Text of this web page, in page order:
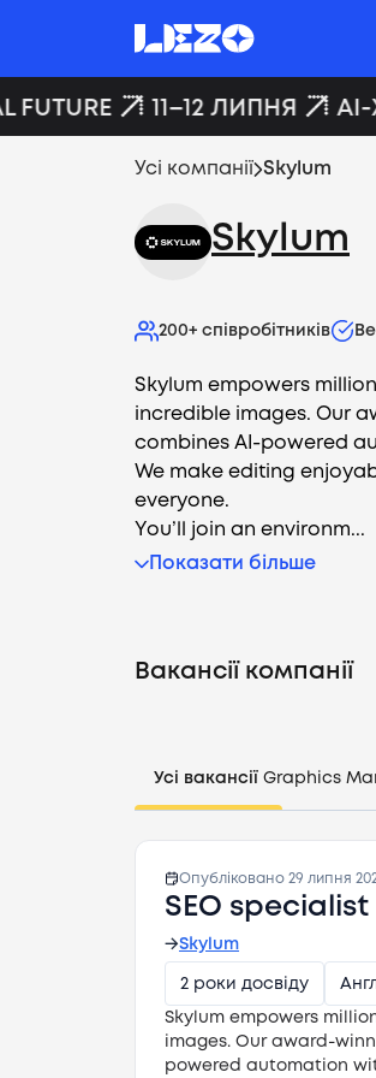
11–12 ЛИПНЯ AI-
Усі компанії Skylum
Skylum
200+ співробітників
Skylum empowers
incredible images. Our
combines AI-powered
We make editing
everyone.
You’ll join an environm...
Показати більше
Вакансії компанії
Усі вакансії Graphics
Опубліковано 29 липня
SEO specialist
→Skylum
2 роки досвіду
Skylum empowers
images. Our award-
powered automation